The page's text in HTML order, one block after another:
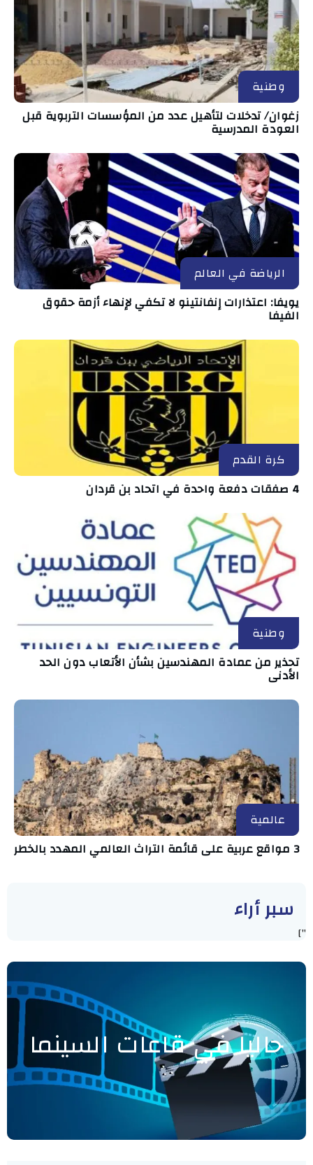
وطنية
زغوان/ تدخلات لتأهيل عدد من المؤسسات التربوية قبل
العودة المدرسية
الرياضة في العالم
يويفا: اعتذارات إنفانتينو لا تكفي لإنهاء أزمة حقوق
الفيفا
كرة القدم
4 صفقات دفعة واحدة في اتحاد بن قردان
وطنية
تحذير من عمادة المهندسين بشأن الأتعاب دون الحد
الأدنى
عالمية
3 مواقع عربية على قائمة التراث العالمي المهدد بالخطر
سبر أراء
"]
حاليا في قاعات السينما